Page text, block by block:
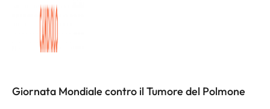
Altre notizie
Giornata Mondiale contro il Tumore del Polmone